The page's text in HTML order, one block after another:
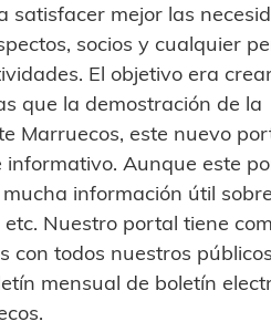
satisfacer mejor las
socios y cualquier
El objetivo era
que la demostración de la
Marruecos, este nuevo
Aunque este
información útil sobre
Nuestro portal tiene
con todos nuestros
mensual de boletín